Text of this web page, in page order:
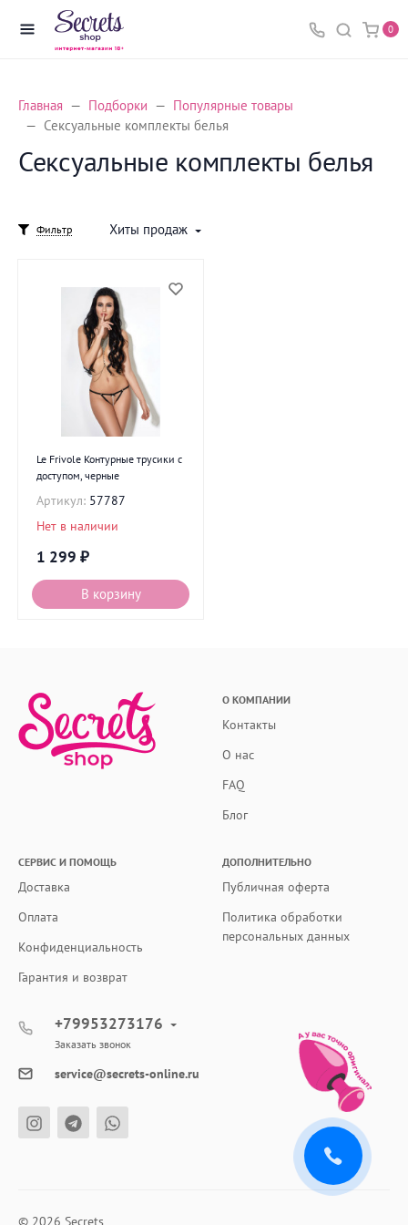
0
Главная Подборки
Популярные товары
Сексуальные комплекты белья
Сексуальные комплекты белья
Фильтр Хиты продаж
Le Frivole Контурные трусики с
доступом, черные
Артикул: 57787
Нет в наличии
1 299 ₽
В корзину
О КОМПАНИИ
Контакты
О нас
FAQ
Блог
СЕРВИС И ПОМОЩЬ
Доставка
Оплата
Конфиденциальность
Гарантия и возврат
ДОПОЛНИТЕЛЬНО
Публичная оферта
Политика обработки
персональных данных
+79953273176
Заказать звонок
service@secrets-online.ru
© 2026 Secrets